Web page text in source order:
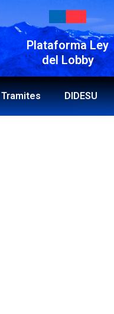
Plataforma Ley
del Lobby
Tramites DIDESU